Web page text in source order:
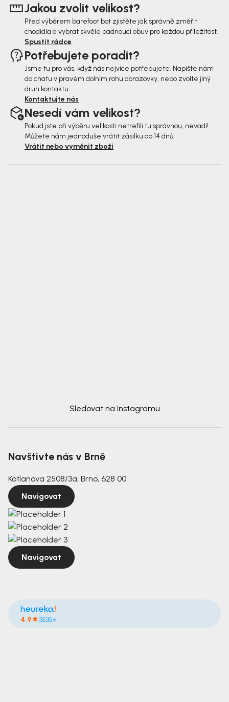
Jakou zvolit velikost?
Před výběrem barefoot bot zjisťěte jak správně změřit
chodidla a vybrat skvěle padnoucí obuv pro každou příležitost.
Spustit rádce
Potřebujete poradit?
Jsme tu pro vás, když nás nejvíce potřebujete. Napište nám
do chatu v pravém dolním rohu obrazovky, nebo zvolte jiný
druh kontaktu.
Kontaktujte nás
Nesedí vám velikost?
Pokud jste při výběru velikosti netrefili tu správnou, nevadí!
Můžete nám jednoduše vrátit zásilku do 14 dnů.
Vrátit nebo vyměnit zboží
Sledovat na Instagramu
Navštivte nás v Brně
Kotlanova 2508/3a, Brno, 628 00
Navigovat
Navigovat
4.9 3535×